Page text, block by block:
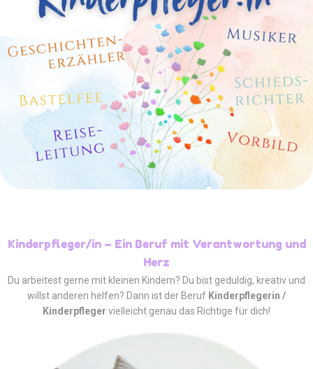
Kinderpfleger/in – Ein Beruf mit Verantwortung und
Herz
Du arbeitest gerne mit kleinen Kindern? Du bist geduldig, kreativ und
willst anderen helfen? Dann ist der Beruf Kinderpflegerin /
Kinderpfleger vielleicht genau das Richtige für dich!